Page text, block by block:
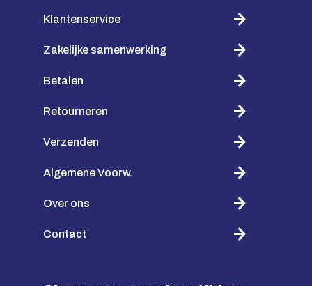
Klantenservice
Zakelijke samenwerking
Betalen
Retourneren
Verzenden
Algemene Voorw.
Over ons
Contact